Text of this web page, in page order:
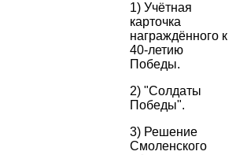
1) Учётная
карточка
награждённого к
40-летию
Победы.
2) "Солдаты
Победы".
3) Решение
Смоленского